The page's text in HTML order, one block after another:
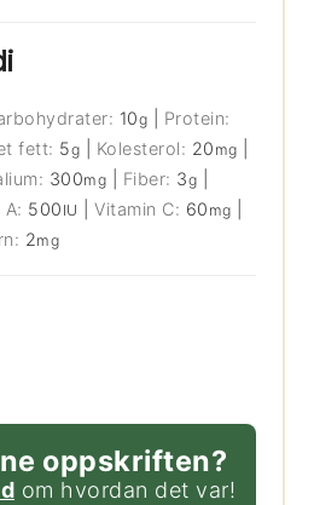
10g
Protein:
fett: 5g Kolesterol: 20 mg
300mg Fiber: 3g
A: 500 IU |Vitamin C: 60 mg
2mg
oppskriften?
om hvordan det var!